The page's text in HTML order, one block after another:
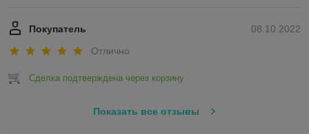
08.10.2022
Покупатель
Отлично
Сделка подтверждена через корзину
Показать все отзывы